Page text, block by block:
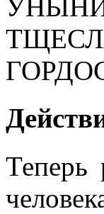
Теперь